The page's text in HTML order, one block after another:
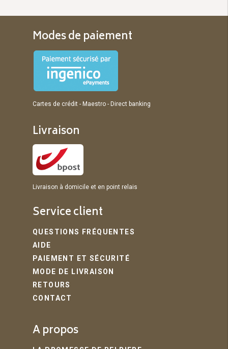
Modes de paiement
Cartes de crédit - Maestro - Direct banking
Livraison
Livraison à domicile et en point relais
Service client
QUESTIONS FRÉQUENTES
AIDE
PAIEMENT ET SÉCURITÉ
MODE DE LIVRAISON
RETOURS
CONTACT
A propos